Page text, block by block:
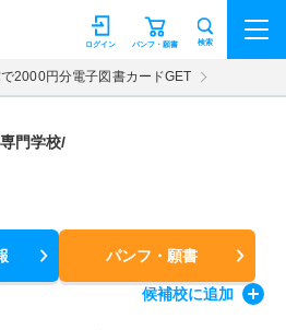
パンフ・願書
ログイン 検索
で2000円分電子図書カードGET
門学校/
パンフ・願書
候補校に追加